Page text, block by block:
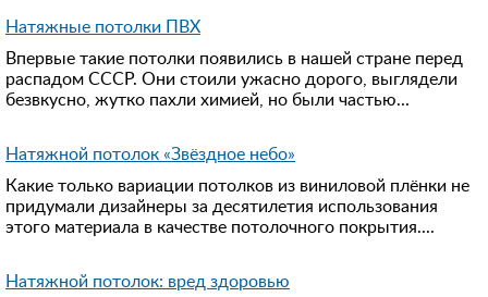
Натяжные потолки ПВХ
Впервые такие потолки появились в нашей стране перед
распадом СССР. Они стоили ужасно дорого, выглядели
безвкусно, жутко пахли химией, но были частью...
Натяжной потолок «Звёздное небо»
Какие только вариации потолков из виниловой плёнки не
придумали дизайнеры за десятилетия использования
этого материала в качестве потолочного покрытия....
Натяжной потолок: вред здоровью